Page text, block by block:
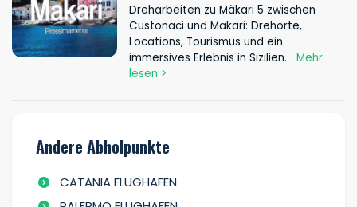
Dreharbeiten zu Màkari 5 zwischen
Custonaci und Makari: Drehorte,
Locations, Tourismus und ein
immersives Erlebnis in Sizilien.
Mehr
lesen >
Andere Abholpunkte
CATANIA FLUGHAFEN